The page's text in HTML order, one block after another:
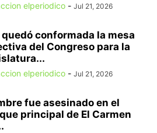
elperiodico - Jul 21, 2026
conformada la mesa
del Congreso para la
elperiodico - Jul 21, 2026
fue asesinado en el
principal de El Carmen